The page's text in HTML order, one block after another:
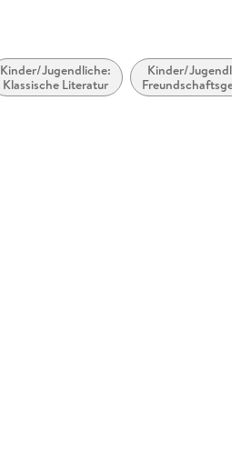
Kinder/Jugendliche:
Klassische Literatur
Kinder/